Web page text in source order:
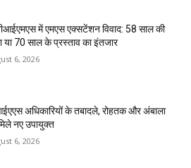
में एमएस एक्सटेंशन विवाद: 58 साल की
या 70 साल के प्रस्ताव का इंतजार
6, 2026
अधिकारियों के तबादले, रोहतक और अंबाला
नए उपायुक्त
6, 2026